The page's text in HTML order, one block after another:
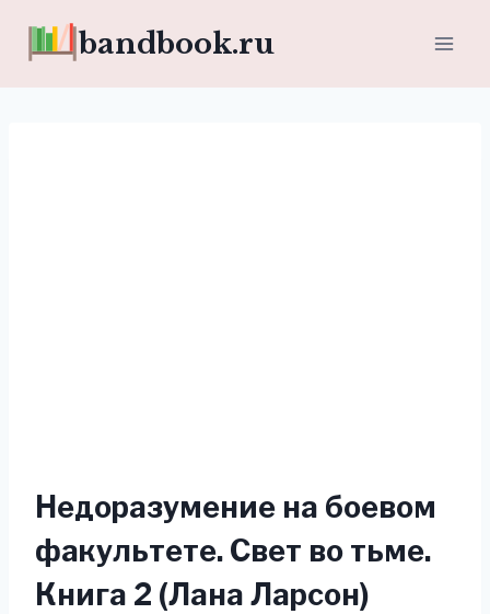
bandbook.ru
Недоразумение на боевом
факультете. Свет во тьме.
Книга 2 (Лана Ларсон)